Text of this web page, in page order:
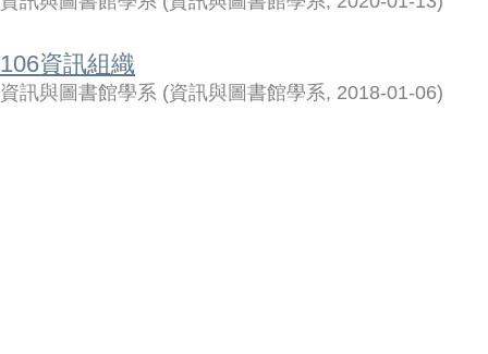
106資訊組織
資訊與圖書館學系 (資訊與圖書館學系, 2018-01-06)